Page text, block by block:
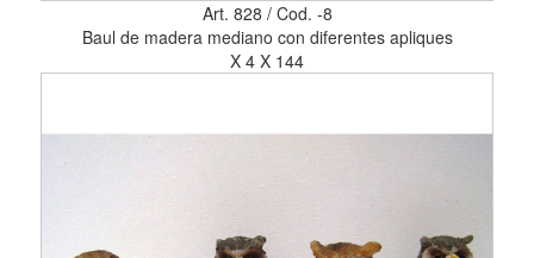
Art. 828 / Cod. -8
Baul de madera mediano con diferentes apliques
X 4 X 144